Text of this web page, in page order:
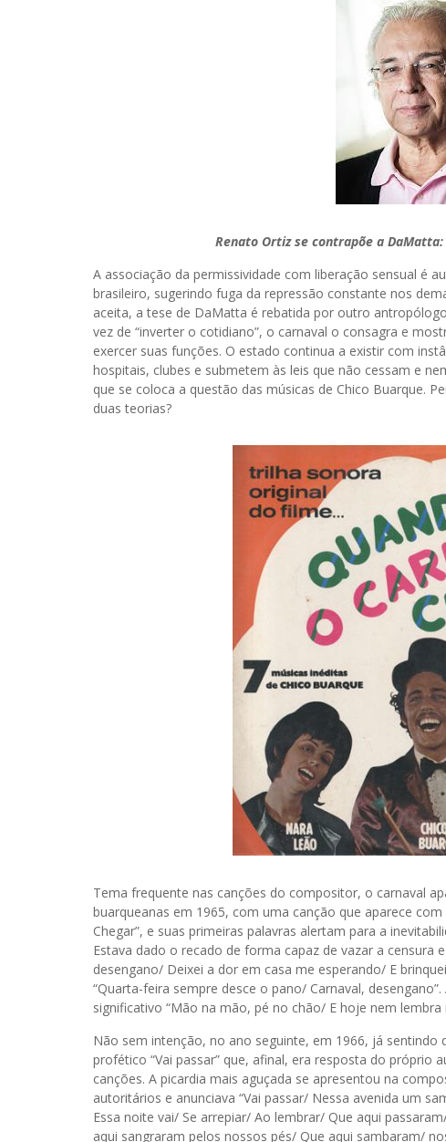
Renato Ortiz se contrapõe a
A associação da permissividade com liberação sensual é
brasileiro, sugerindo fuga da repressão constante nos
aceita, a tese de DaMatta é rebatida por outro
vez de “inverter o cotidiano”, o carnaval o consagra e
exercer suas funções. O estado continua a existir com
hospitais, clubes e submetem às leis que não cessam e
que se coloca a questão das músicas de Chico Buarque.
duas teorias?
Tema frequente nas canções do compositor, o carnaval
buarqueanas em 1965, com uma canção que aparece
Chegar”, e suas primeiras palavras alertam para a
Estava dado o recado de forma capaz de vazar a censura
desengano/ Deixei a dor em casa me esperando/ E
“Quarta-feira sempre desce o pano/ Carnaval,
significativo “Mão na mão, pé no chão/ E hoje nem
Não sem intenção, no ano seguinte, em 1966, já
profético “Vai passar” que, afinal, era resposta do próprio
canções. A picardia mais aguçada se apresentou na
autoritários e anunciava “Vai passar/ Nessa avenida um
Essa noite vai/ Se arrepiar/ Ao lembrar/ Que aqui
aqui sangraram pelos nossos pés/ Que aqui sambaram/